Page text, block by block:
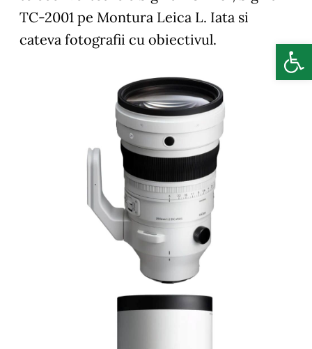
TC-2001 pe Montura Leica L. Iata si
cateva fotografii cu obiectivul.